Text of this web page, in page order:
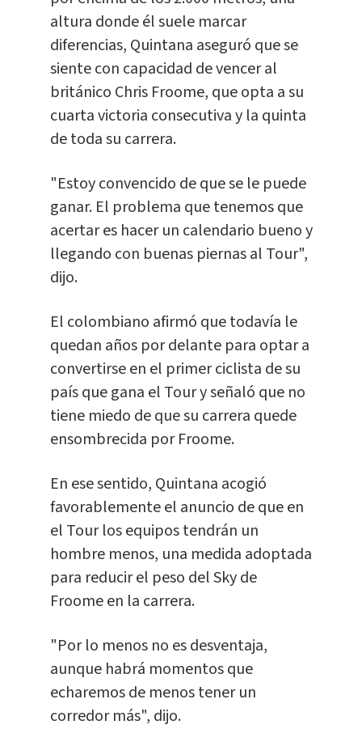
altura donde él suele marcar
diferencias, Quintana aseguró que se
siente con capacidad de vencer al
británico Chris Froome, que opta a su
cuarta victoria consecutiva y la quinta
de toda su carrera.
"Estoy convencido de que se le puede
ganar. El problema que tenemos que
acertar es hacer un calendario bueno y
llegando con buenas piernas al Tour",
dijo.
El colombiano afirmó que todavía le
quedan años por delante para optar a
convertirse en el primer ciclista de su
país que gana el Tour y señaló que no
tiene miedo de que su carrera quede
ensombrecida por Froome.
En ese sentido, Quintana acogió
favorablemente el anuncio de que en
el Tour los equipos tendrán un
hombre menos, una medida adoptada
para reducir el peso del Sky de
Froome en la carrera.
"Por lo menos no es desventaja,
aunque habrá momentos que
echaremos de menos tener un
corredor más", dijo.